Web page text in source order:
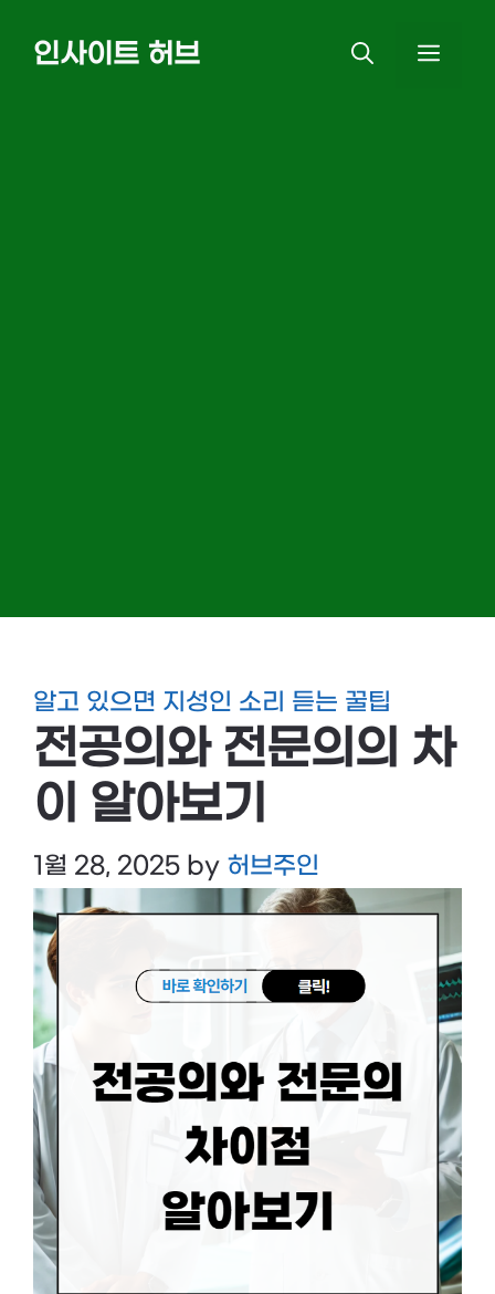
인사이트 허브
알고 있으면 지성인 소리 듣는 꿀팁
전공의와 전문의의 차
이 알아보기
1월 28, 2025 by 허브주인